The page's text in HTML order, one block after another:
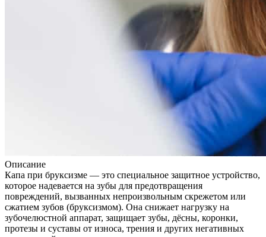
Описание
Капа при бруксизме — это специальное защитное устройство,
которое надевается на зубы для предотвращения
повреждений, вызванных непроизвольным скрежетом или
сжатием зубов (бруксизмом). Она снижает нагрузку на
зубочелюстной аппарат, защищает зубы, дёсны, коронки,
протезы и суставы от износа, трения и других негативных